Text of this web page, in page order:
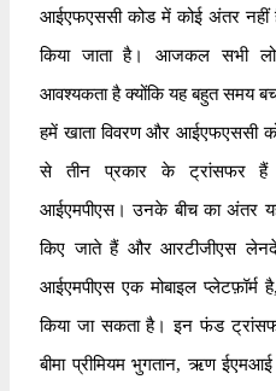
आईएफएससी कोड में कोई अंतर
किया जाता है। आजकल सभी
आवश्यकता है क्योंकि यह बहुत समय
हमें खाता विवरण और आईएफएससी
से तीन प्रकार के ट्रांसफर हैं
आईएमपीएस। उनके बीच का अंतर
किए जाते हैं और आरटीजीएस
आईएमपीएस एक मोबाइल
किया जा सकता है। इन फंड
बीमा प्रीमियम भुगतान, ऋण